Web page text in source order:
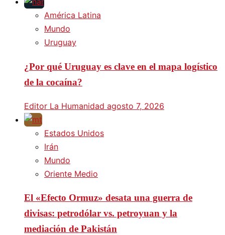
América Latina
Mundo
Uruguay
¿Por qué Uruguay es clave en el mapa logístico
de la cocaína?
Editor La Humanidad agosto 7, 2026
Estados Unidos
Irán
Mundo
Oriente Medio
El «Efecto Ormuz» desata una guerra de
divisas: petrodólar vs. petroyuan y la
mediación de Pakistán